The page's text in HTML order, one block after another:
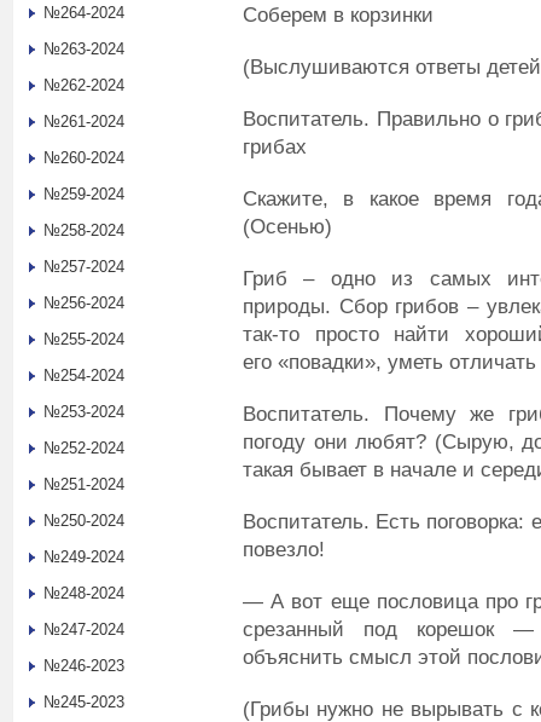
Соберем в корзинки
(Выслушиваются ответы
Воспитатель. Правильно о
грибах
Скажите, в какое время
(Осенью)
Гриб – одно из самых
природы. Сбор грибов –
так-то просто найти
его «повадки», уметь
Воспитатель. Почему же
погоду они любят? (Сырую,
такая бывает в начале и
Воспитатель. Есть
повезло!
— А вот еще пословица про
срезанный под корешок
объяснить смысл этой
(Грибы нужно не вырывать с
№264-2024
№263-2024
№262-2024
№261-2024
№260-2024
№259-2024
№258-2024
№257-2024
№256-2024
№255-2024
№254-2024
№253-2024
№252-2024
№251-2024
№250-2024
№249-2024
№248-2024
№247-2024
№246-2023
№245-2023